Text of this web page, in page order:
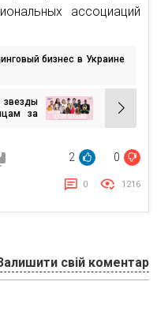
ассоциаций
бизнес в Украине
звезды
за
2 0
0 1216
свій коментар